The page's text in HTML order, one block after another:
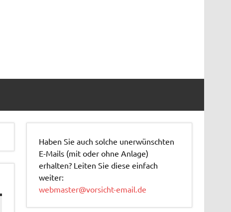
Haben Sie auch solche unerwünschten
E-Mails (mit oder ohne Anlage)
erhalten? Leiten Sie diese einfach
weiter:
webmaster@vorsicht-email.de